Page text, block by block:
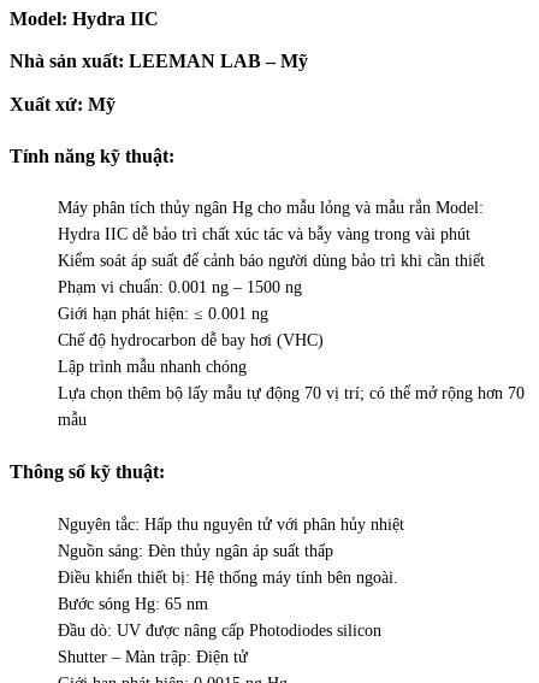
Model: Hydra IIC
Nhà sản xuất: LEEMAN LAB – Mỹ
Xuất xứ: Mỹ
Tính năng kỹ thuật:
Máy phân tích thủy ngân Hg cho mẫu lỏng và mẫu rắn Model:
Hydra IIC dễ bảo trì chất xúc tác và bẫy vàng trong vài phút
Kiểm soát áp suất để cảnh báo người dùng bảo trì khi cần thiết
Phạm vi chuẩn: 0.001 ng – 1500 ng
Giới hạn phát hiện: ≤ 0.001 ng
Chế độ hydrocarbon dễ bay hơi (VHC)
Lập trình mẫu nhanh chóng
Lựa chọn thêm bộ lấy mẫu tự động 70 vị trí; có thể mở rộng hơn 70
mẫu
Thông số kỹ thuật:
Nguyên tắc: Hấp thu nguyên tử với phân hủy nhiệt
Nguồn sáng: Đèn thủy ngân áp suất thấp
Điều khiển thiết bị: Hệ thống máy tính bên ngoài.
Bước sóng Hg: 65 nm
Đầu dò: UV được nâng cấp Photodiodes silicon
Shutter – Màn trập: Điện tử